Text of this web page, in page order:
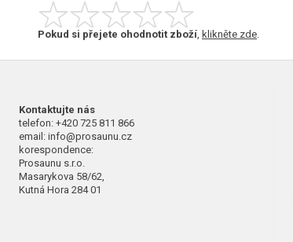
Pokud si přejete ohodnotit zboží, klikněte zde.
Kontaktujte nás
telefon: +420 725 811 866
email: info@prosaunu.cz
korespondence:
Prosaunu s.r.o.
Masarykova 58/62,
Kutná Hora 284 01